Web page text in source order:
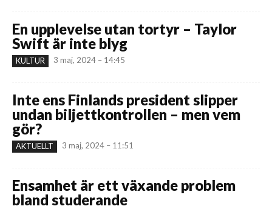
En upplevelse utan tortyr – Taylor
Swift är inte blyg
KULTUR 3 maj, 2024 – 14:45
Inte ens Finlands president slipper
undan biljettkontrollen – men vem
gör?
AKTUELLT 3 maj, 2024 – 11:51
Ensamhet är ett växande problem
bland studerande